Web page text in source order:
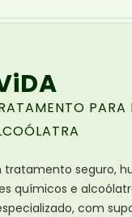
PARA
seguro,
químicos e
com